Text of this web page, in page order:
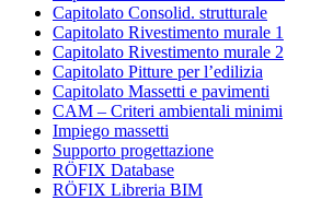
Capitolato Consolid. strutturale
Capitolato Rivestimento murale 1
Capitolato Rivestimento murale 2
Capitolato Pitture per l’edilizia
Capitolato Massetti e pavimenti
CAM – Criteri ambientali minimi
Impiego massetti
Supporto progettazione
RÖFIX Database
RÖFIX Libreria BIM